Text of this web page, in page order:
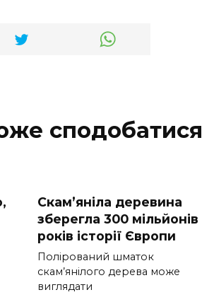
сподобатися
Скам’яніла деревина
зберегла 300 мільйонів
років історії Європи
Полірований шматок
скам’янілого дерева може
виглядати